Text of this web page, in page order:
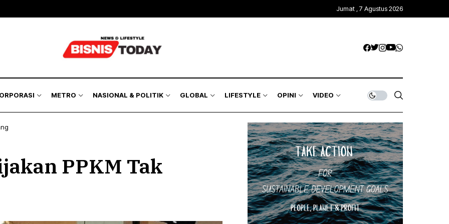
Jumat , 7 Agustus 2026
METRO NASIONAL & POLITIK GLOBAL LIFESTYLE OPINI VIDEO
PPKM Tak